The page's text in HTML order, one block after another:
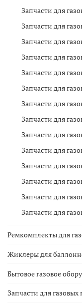
Запчасти для
Запчасти для
Запчасти для
Запчасти для
Запчасти для
Запчасти для
Запчасти для
Запчасти для
Запчасти для
Запчасти для
Запчасти для
Запчасти для
Запчасти для
Запчасти для
Ремкомплекты для
Жиклеры для
Бытовое газовое
Запчасти для